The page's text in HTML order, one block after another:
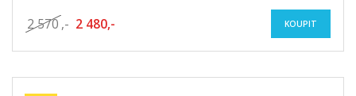
2 570 ,- 2 480,- KOUPIT